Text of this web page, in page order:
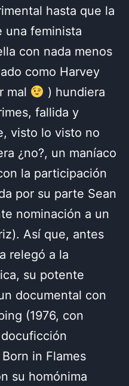
hasta que la
una feminista
con nada menos
como Harvey
mal
) hundiera
fallida y
visto lo visto no
¿no?, un maníaco
la participación
por su parte Sean
nominación a un
Así que, antes
relegó a la
su potente
documental con
(1976, con
in Flames
su homónima